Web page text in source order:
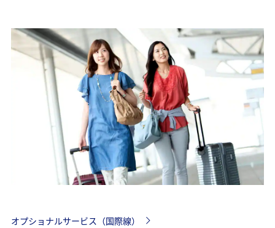
オプショナルサービス（国際線）